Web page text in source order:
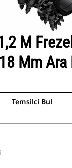
M
Mm Ara
Temsilci Bul